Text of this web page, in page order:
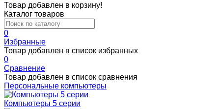
Товар добавлен в корзину!
Каталог товаров
0
Избранные
Товар добавлен в список избранных
0
Сравнение
Товар добавлен в список сравнения
Персональные компьютеры
Компьютеры 5 серии